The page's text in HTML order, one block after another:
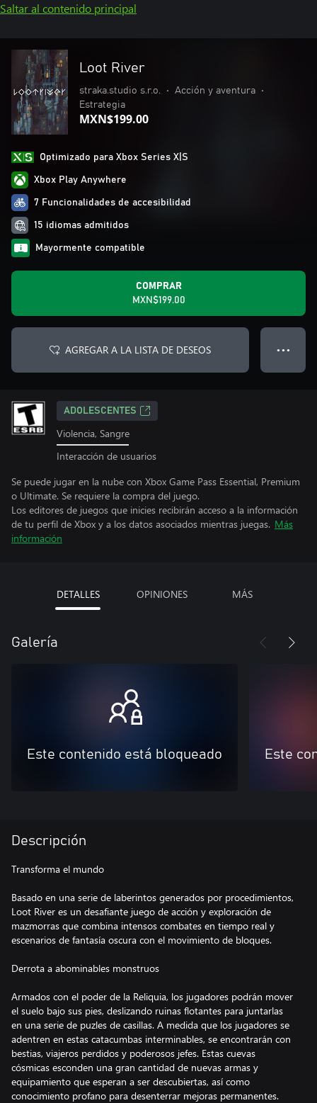
Saltar al contenido principal
Loot River
straka.studio s.r.o. • Acción y aventura
•
Estrategia
MXN$199.00
Optimizado para Xbox Series X|S
Xbox Play Anywhere
7 Funcionalidades de accesibilidad
15 idiomas admitidos
Mayormente compatible
COMPRAR
MXN$199.00
AGREGAR A LA LISTA DE DESEOS ● ● ●
ADOLESCENTES
Violencia, Sangre
Interacción de usuarios
Se puede jugar en la nube con Xbox Game Pass Essential, Premium
o Ultimate. Se requiere la compra del juego.
Los editores de juegos que inicies recibirán acceso a la información
de tu perfil de Xbox y a los datos asociados mientras juegas. Más
información
DETALLES OPINIONES MÁS
Galería
Este contenido está bloqueado Este
Descripción
Transforma el mundo
Basado en una serie de laberintos generados por procedimientos,
Loot River es un desafiante juego de acción y exploración de
mazmorras que combina intensos combates en tiempo real y
escenarios de fantasía oscura con el movimiento de bloques.
Derrota a abominables monstruos
Armados con el poder de la Reliquia, los jugadores podrán mover
el suelo bajo sus pies, deslizando ruinas flotantes para juntarlas
en una serie de puzles de casillas. A medida que los jugadores se
adentren en estas catacumbas interminables, se encontrarán con
bestias, viajeros perdidos y poderosos jefes. Estas cuevas
cósmicas esconden una gran cantidad de nuevas armas y
equipamiento que esperan a ser descubiertas, así como
conocimiento profano para desenterrar mejoras permanentes.